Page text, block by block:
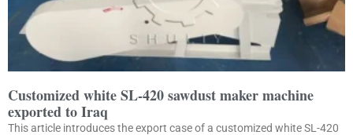
Customized white SL-420 sawdust maker machine
exported to Iraq
This article introduces the export case of a customized white SL-420